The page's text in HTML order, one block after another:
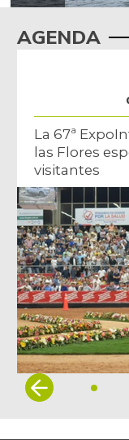
AGENDA
La 67ª
las Flores
visitantes
Item